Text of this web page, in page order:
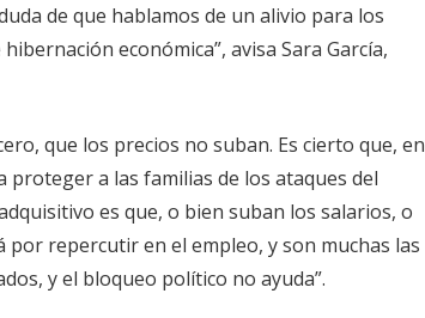
de que hablamos de un alivio para los
económica”, avisa Sara García,
que los precios no suban. Es cierto que, en
a las familias de los ataques del
es que, o bien suban los salarios, o
repercutir en el empleo, y son muchas las
y el bloqueo político no ayuda”.